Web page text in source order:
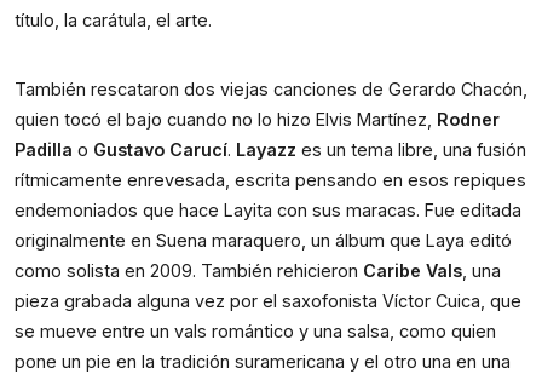
título, la carátula, el arte.
También rescataron dos viejas canciones de Gerardo Chacón,
quien tocó el bajo cuando no lo hizo Elvis Martínez, Rodner
Padilla o Gustavo Carucí. Layazz es un tema libre, una fusión
rítmicamente enrevesada, escrita pensando en esos repiques
endemoniados que hace Layita con sus maracas. Fue editada
originalmente en Suena maraquero, un álbum que Laya editó
como solista en 2009. También rehicieron Caribe Vals , una
pieza grabada alguna vez por el saxofonista Víctor Cuica, que
se mueve entre un vals romántico y una salsa, como quien
pone un pie en la tradición suramericana y el otro una en una